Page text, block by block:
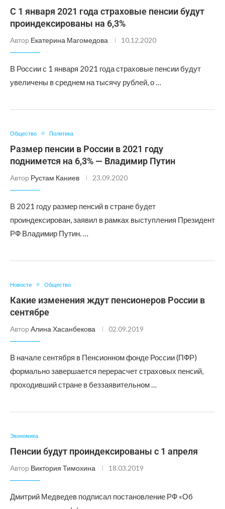
С 1 января 2021 года страховые пенсии будут
проиндексированы на 6,3%
Автор Екатерина Магомедова 10.12.2020
В России с 1 января 2021 года страховые пенсии будут
увеличены в среднем на тысячу рублей, о …
Общество Политика
Размер пенсии в России в 2021 году
поднимется на 6,3% — Владимир Путин
Автор Рустам Каниев 23.09.2020
В 2021 году размер пенсий в стране будет
проиндексирован, заявил в рамках выступления Президент
РФ Владимир Путин. …
Новости Общество
Какие изменения ждут пенсионеров России в
сентябре
Автор Алина Хасанбекова 02.09.2019
В начале сентября в Пенсионном фонде России (ПФР)
формально завершается перерасчет страховых пенсий,
проходивший стране в беззаявительном …
Экономика
Пенсии будут проиндексированы с 1 апреля
Автор Виктория Тимохина 18.03.2019
Дмитрий Медведев подписал постановление РФ «Об